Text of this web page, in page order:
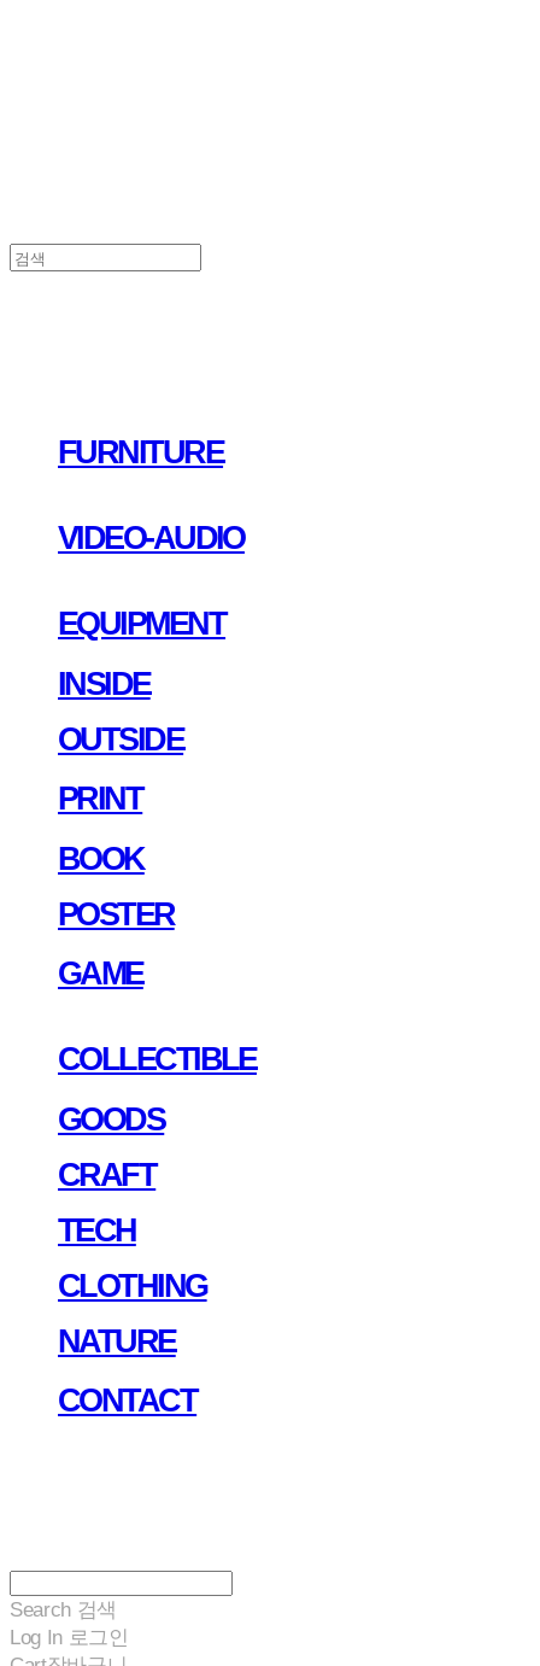
FURNITURE
VIDEO-AUDIO
EQUIPMENT
INSIDE
OUTSIDE
PRINT
BOOK
POSTER
GAME
COLLECTIBLE
GOODS
CRAFT
TECH
CLOTHING
NATURE
CONTACT
Search 검색
Log In 로그인